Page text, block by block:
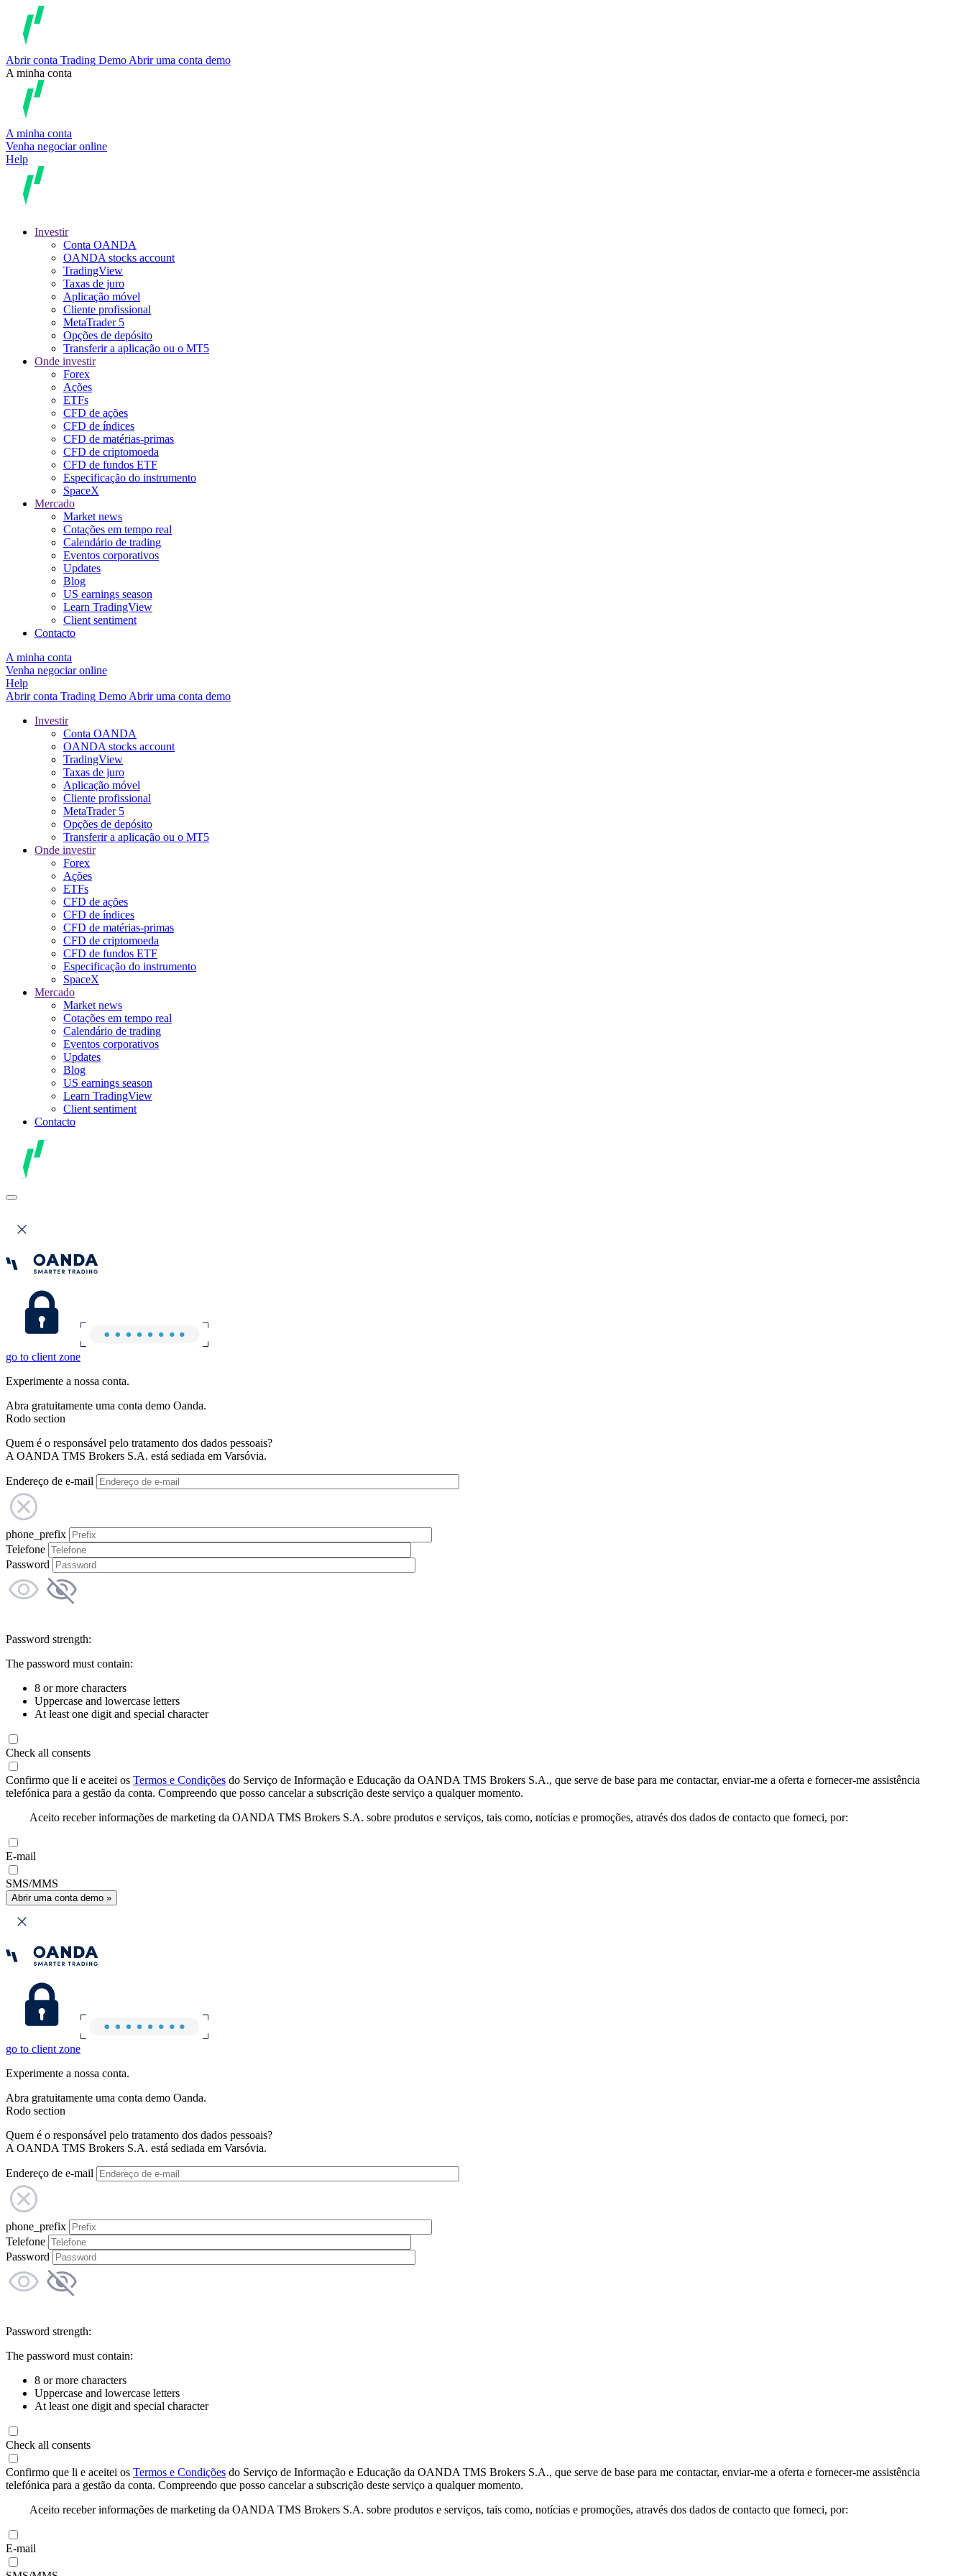
Abrir conta Trading Demo Abrir uma conta demo
A minha conta
A minha conta
Venha negociar online
Help
Investir
Conta OANDA
OANDA stocks account
TradingView
Taxas de juro
Aplicação móvel
Cliente profissional
MetaTrader 5
Opções de depósito
Transferir a aplicação ou o MT5
Onde investir
Forex
Ações
ETFs
CFD de ações
CFD de índices
CFD de matérias-primas
CFD de criptomoeda
CFD de fundos ETF
Especificação do instrumento
SpaceX
Mercado
Market news
Cotações em tempo real
Calendário de trading
Eventos corporativos
Updates
Blog
US earnings season
Learn TradingView
Client sentiment
Contacto
A minha conta
Venha negociar online
Help
Abrir conta Trading Demo Abrir uma conta demo
Investir
Conta OANDA
OANDA stocks account
TradingView
Taxas de juro
Aplicação móvel
Cliente profissional
MetaTrader 5
Opções de depósito
Transferir a aplicação ou o MT5
Onde investir
Forex
Ações
ETFs
CFD de ações
CFD de índices
CFD de matérias-primas
CFD de criptomoeda
CFD de fundos ETF
Especificação do instrumento
SpaceX
Mercado
Market news
Cotações em tempo real
Calendário de trading
Eventos corporativos
Updates
Blog
US earnings season
Learn TradingView
Client sentiment
Contacto
go to client zone
Experimente a nossa conta.
Abra gratuitamente uma conta demo Oanda.
Rodo section
Quem é o responsável pelo tratamento dos dados pessoais?
A OANDA TMS Brokers S.A. está sediada em Varsóvia.
Endereço de e-mail
phone_prefix
Telefone
Password
Password strength:
The password must contain:
8 or more characters
Uppercase and lowercase letters
At least one digit and special character
Check all consents
Confirmo que li e aceitei os Termos e Condições do Serviço de Informação e Educação da OANDA TMS Brokers S.A., que serve de base para me contactar, enviar-me a oferta e fornecer-me assistência
telefónica para a gestão da conta. Compreendo que posso cancelar a subscrição deste serviço a qualquer momento.
Aceito receber informações de marketing da OANDA TMS Brokers S.A. sobre produtos e serviços, tais como, notícias e promoções, através dos dados de contacto que forneci, por:
E-mail
SMS/MMS
Abrir uma conta demo »
go to client zone
Experimente a nossa conta.
Abra gratuitamente uma conta demo Oanda.
Rodo section
Quem é o responsável pelo tratamento dos dados pessoais?
A OANDA TMS Brokers S.A. está sediada em Varsóvia.
Endereço de e-mail
phone_prefix
Telefone
Password
Password strength:
The password must contain:
8 or more characters
Uppercase and lowercase letters
At least one digit and special character
Check all consents
Confirmo que li e aceitei os Termos e Condições do Serviço de Informação e Educação da OANDA TMS Brokers S.A., que serve de base para me contactar, enviar-me a oferta e fornecer-me assistência
telefónica para a gestão da conta. Compreendo que posso cancelar a subscrição deste serviço a qualquer momento.
Aceito receber informações de marketing da OANDA TMS Brokers S.A. sobre produtos e serviços, tais como, notícias e promoções, através dos dados de contacto que forneci, por:
E-mail